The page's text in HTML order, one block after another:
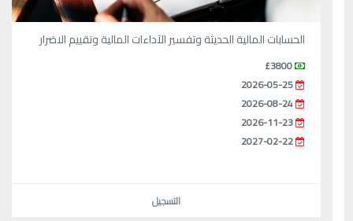
الحسابات المالية الحديثة وتفسير الآداءات المالية وتقييم الاضرار
£3800
2026-05-25
2026-08-24
2026-11-23
2027-02-22
التسجيل